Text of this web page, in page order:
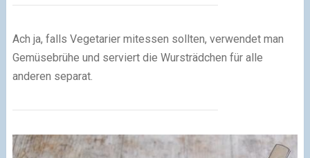
Ach ja, falls Vegetarier mitessen sollten, verwendet man
Gemüsebrühe und serviert die Wursträdchen für alle
anderen separat.